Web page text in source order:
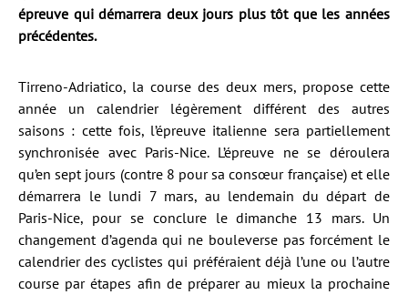
épreuve qui démarrera deux jours plus tôt que les années
précédentes.
Tirreno-Adriatico, la course des deux mers, propose cette
année un calendrier légèrement différent des autres
saisons : cette fois, l’épreuve italienne sera partiellement
synchronisée avec Paris-Nice. L’épreuve ne se déroulera
qu’en sept jours (contre 8 pour sa consœur française) et elle
démarrera le lundi 7 mars, au lendemain du départ de
Paris-Nice, pour se conclure le dimanche 13 mars. Un
changement d’agenda qui ne bouleverse pas forcément le
calendrier des cyclistes qui préféraient déjà l’une ou l’autre
course par étapes afin de préparer au mieux la prochaine